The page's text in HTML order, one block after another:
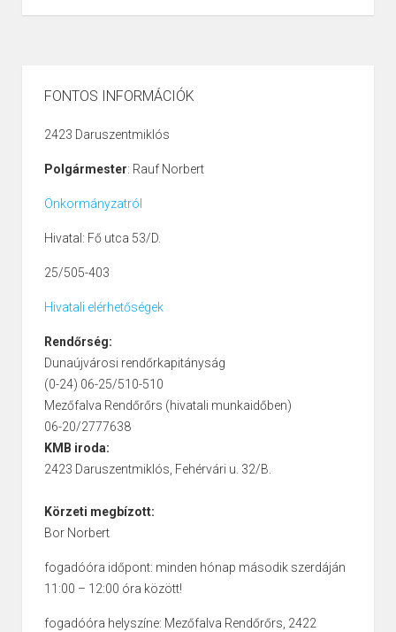
FONTOS INFORMÁCIÓK
2423 Daruszentmiklós
Polgármester: Rauf Norbert
Önkormányzatról
Hivatal: Fő utca 53/D.
25/505-403
Hivatali elérhetőségek
Rendőrség:
Dunaújvárosi rendőrkapitányság
(0-24) 06-25/510-510
Mezőfalva Rendőrőrs (hivatali munkaidőben)
06-20/2777638
KMB iroda:
2423 Daruszentmiklós, Fehérvári u. 32/B.
Körzeti megbízott:
Bor Norbert
fogadóóra időpont: minden hónap második szerdáján
11:00 – 12:00 óra között!
fogadóóra helyszíne: Mezőfalva Rendőrőrs, 2422